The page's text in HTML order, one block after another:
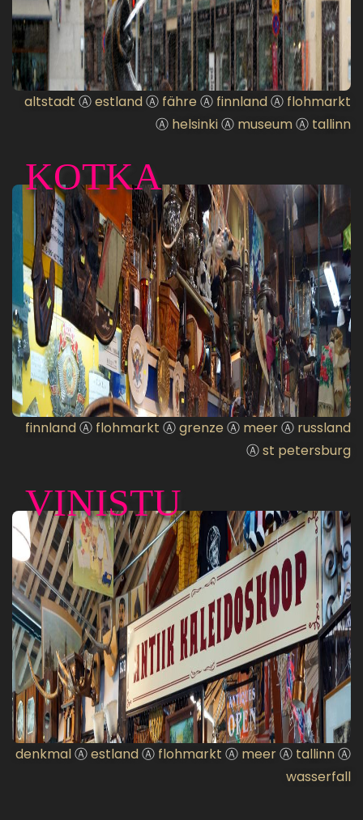
altstadt ⒶestlandⒶ fähre Ⓐ finnlandⒶ flohmarkt
Ⓐ helsinkiⒶ museumⒶ tallinn
KOTKA
finnlandⒶ flohmarkt Ⓐgrenze Ⓐ meerⒶ russland
Ⓐst petersburg
VINISTU
denkmalⒶestlandⒶ flohmarkt Ⓐ meerⒶ tallinnⒶ
wasserfall